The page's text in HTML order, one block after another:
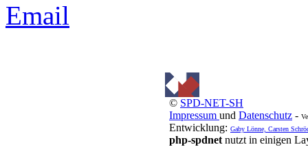
Email
© SPD-NET-SH
Impressum und Datenschutz -
Entwicklung: Gaby Lönne, Carsten
php-spdnet nutzt in einigen